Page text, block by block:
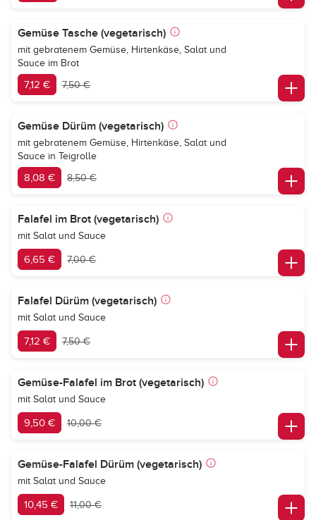
Gemüse Tasche (vegetarisch)
mit gebratenem Gemüse, Hirtenkäse, Salat und
Sauce im Brot
7,12 € 7,50 €
Gemüse Dürüm (vegetarisch)
mit gebratenem Gemüse, Hirtenkäse, Salat und
Sauce in Teigrolle
8,08 € 8,50 €
Falafel im Brot (vegetarisch)
mit Salat und Sauce
6,65 € 7,00 €
Falafel Dürüm (vegetarisch)
mit Salat und Sauce
7,12 € 7,50 €
Gemüse-Falafel im Brot (vegetarisch)
mit Salat und Sauce
9,50 € 10,00 €
Gemüse-Falafel Dürüm (vegetarisch)
mit Salat und Sauce
10,45 € 11,00 €